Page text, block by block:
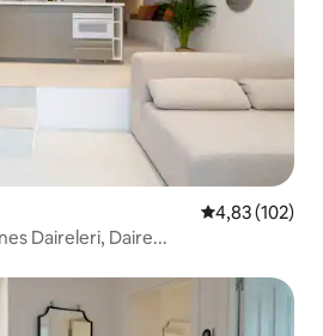
5 üzerinden
4,83 (102)
Daireleri, Daire...